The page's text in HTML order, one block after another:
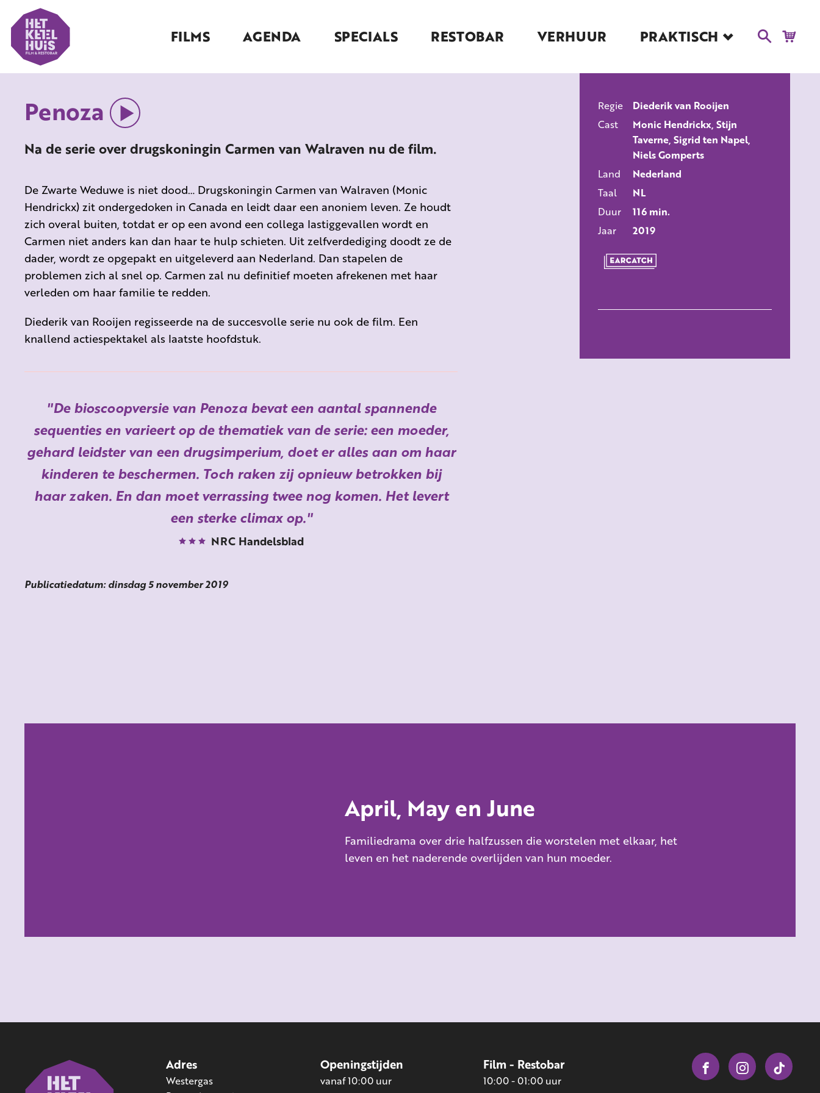
FILMS AGENDA SPECIALS RESTOBAR VERHUUR PRAKTISCH
Blog
Educatie
Kaartverkoop en
Tarieven
Over Het Ketelhuis
Vacatures
Penoza
Na de serie over drugskoningin Carmen van Walraven nu de film.
De Zwarte Weduwe is niet dood… Drugskoningin Carmen van Walraven (Monic
Hendrickx) zit ondergedoken in Canada en leidt daar een anoniem leven. Ze houdt
zich overal buiten, totdat er op een avond een collega lastiggevallen wordt en
Carmen niet anders kan dan haar te hulp schieten. Uit zelfverdediging doodt ze de
dader, wordt ze opgepakt en uitgeleverd aan Nederland. Dan stapelen de
problemen zich al snel op. Carmen zal nu definitief moeten afrekenen met haar
verleden om haar familie te redden.
Diederik van Rooijen regisseerde na de succesvolle serie nu ook de film. Een
knallend actiespektakel als laatste hoofdstuk.
De bioscoopversie van Penoza bevat een aantal spannende
sequenties en varieert op de thematiek van de serie: een moeder,
gehard leidster van een drugsimperium, doet er alles aan om haar
kinderen te beschermen. Toch raken zij opnieuw betrokken bij
haar zaken. En dan moet verrassing twee nog komen. Het levert
een sterke climax op.
NRC Handelsblad
Publicatiedatum: dinsdag 5 november 2019
ALLE FILMS
Regie
Diederik van Rooijen
Cast
Monic Hendrickx, Stijn
Taverne, Sigrid ten Napel,
Niels Gomperts
Land
Nederland
Taal
NL
Duur
116 min.
Jaar
2019
April, May en June
Familiedrama over drie halfzussen die worstelen met elkaar, het
leven en het naderende overlijden van hun moeder.
Adres
Westergas
Openingstijden
vanaf 10:00 uur
Film - Restobar
10:00 - 01:00 uur